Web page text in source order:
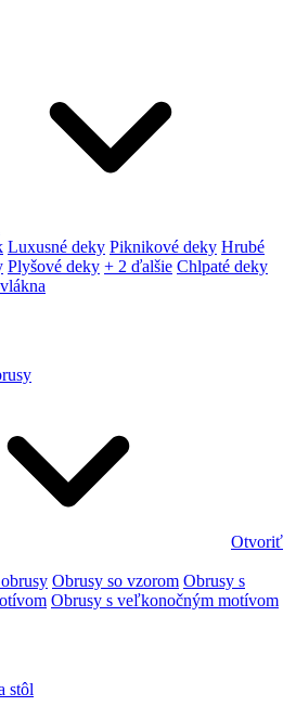
Luxusné deky Piknikové deky Hrubé
Plyšové deky + 2 ďalšie Chlpaté deky
Otvoriť
Obrusy so vzorom Obrusy s
Obrusy s veľkonočným motívom
stôl